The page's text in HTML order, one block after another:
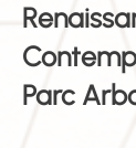
Parc